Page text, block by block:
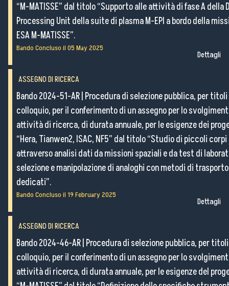
“M-MATISSE” dal titolo “Supporto alle attività di fase A della
Processing Unit della suite di plasma M-EPI a bordo della
ESA M-MATISSE”.
Bando Concluso il 05 May 2025
Dettagli
ASSEGNO DI RICERCA
Bando 2024-51-AR Procedura di selezione pubblica, per titoli
colloquio, per il conferimento di un assegno per lo
attività di ricerca, di durata annuale, per le esigenze dei
“Hera, Tianwen2, ISAC, NF5” dal titolo “Studio di piccoli corpi
attraverso analisi dati da missioni spaziali e da test di
selezione e manipolazione di analoghi con metodi di trasporto
dedicati”.
Bando Concluso il 19 February 2025
Dettagli
ASSEGNO DI RICERCA
Bando 2024-46-AR Procedura di selezione pubblica, per
colloquio, per il conferimento di un assegno per lo
attività di ricerca, di durata annuale, per le esigenze del